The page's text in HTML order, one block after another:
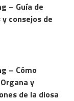
– Guía de
consejos de
– Cómo
y
de la diosa